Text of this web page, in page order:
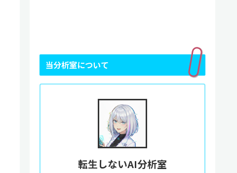
当分析室について
転生しないAI分析室